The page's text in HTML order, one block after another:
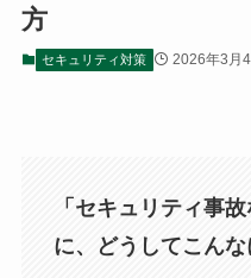
方
セキュリティ対策 2026年3月4
「セキュリティ事
に、どうしてこんな